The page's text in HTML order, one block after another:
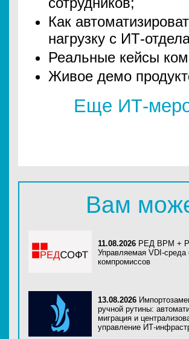
Как
нагрузку с ИТ-
Реальные кейсы
Живое демо
Еще ИТ-
Вам
11.08.2026 РЕД ВРМ +
Управляемая VDI-среда
компромиссов
13.08.2026
ручной рутины:
миграция и
управление ИТ-